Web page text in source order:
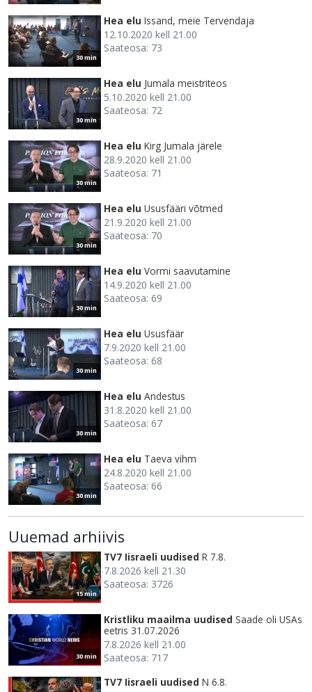
30 min
Hea elu Issand, meie Tervendaja
12.10.2020 kell 21.00
Saateosa: 73
30 min
Hea elu Jumala meistriteos
5.10.2020 kell 21.00
Saateosa: 72
30 min
Hea elu Kirg Jumala järele
28.9.2020 kell 21.00
Saateosa: 71
30 min
Hea elu Ususfääri võtmed
21.9.2020 kell 21.00
Saateosa: 70
30 min
Hea elu Vormi saavutamine
14.9.2020 kell 21.00
Saateosa: 69
30 min
Hea elu Ususfäär
7.9.2020 kell 21.00
Saateosa: 68
30 min
Hea elu Andestus
31.8.2020 kell 21.00
Saateosa: 67
30 min
Hea elu Taeva vihm
24.8.2020 kell 21.00
Saateosa: 66
Uuemad arhiivis
15 min
TV7 Iisraeli uudised R 7.8.
7.8.2026 kell 21.30
Saateosa: 3726
30 min
Kristliku maailma uudised Saade oli USAs
eetris 31.07.2026
7.8.2026 kell 21.00
Saateosa: 717
TV7 Iisraeli uudised N 6.8.